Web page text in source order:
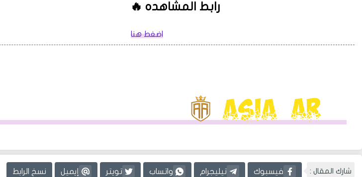
رابط المشاهده 🔥
اضغط هنا
شارك المقال : فيسبوك تيليجرام واتساب تويتر إيميل نسخ الرابط